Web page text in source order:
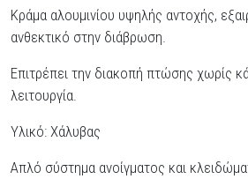
Κράμα αλουμινίου υψηλής αντοχής,
ανθεκτικό στην διάβρωση.
Επιτρέπει την διακοπή πτώσης χωρίς
λειτουργία.
Υλικό: Χάλυβας
Απλό σύστημα ανοίγματος και